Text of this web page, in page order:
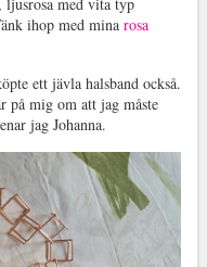
ihop med mina rosa
ett jävla halsband också.
på mig om att jag måste
jag Johanna.